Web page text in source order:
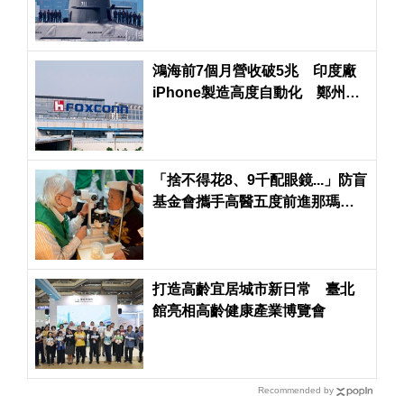
鴻海前7個月營收破5兆 印度廠
iPhone製造高度自動化 鄭州生
「捨不得花8、9千配眼鏡...」防盲
基金會攜手高醫五度前進那瑪夏
打造高齡宜居城市新日常 臺北
館亮相高齡健康產業博覽會
Recommended by